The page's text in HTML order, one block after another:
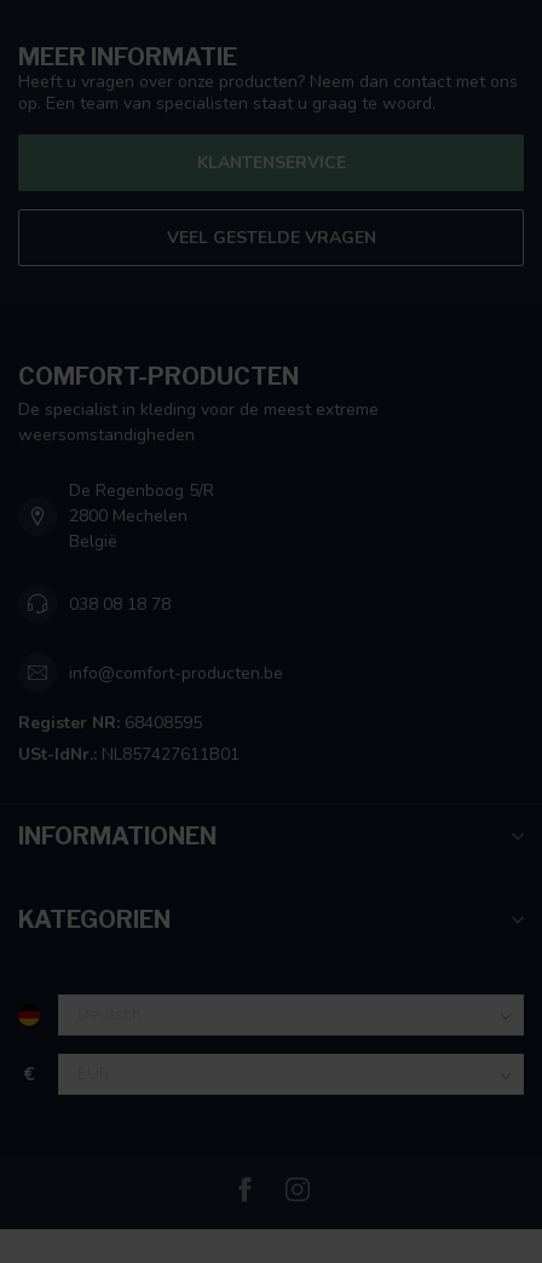
MEER INFORMATIE
Heeft u vragen over onze producten? Neem dan contact met ons
op. Een team van specialisten staat u graag te woord.
KLANTENSERVICE
VEEL GESTELDE VRAGEN
COMFORT-PRODUCTEN
De specialist in kleding voor de meest extreme
weersomstandigheden
De Regenboog 5/R
2800 Mechelen
België
038 08 18 78
info@comfort-producten.be
Register NR: 68408595
USt-IdNr.: NL857427611B01
INFORMATIONEN
KATEGORIEN
€